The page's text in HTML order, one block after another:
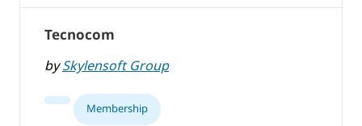
Tecnocom
bySkylensoft Group
Membership